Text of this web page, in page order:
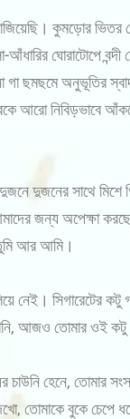
সাজিয়েছি। কুমড়োর
ঘোরাটোপে বন্দী
অনুভূতির স্বাদ
আরো নিবিড়ভাবে
দুজনের সাথে মিশে
জন্য অপেক্ষা
আর আমি।
নেই। সিগারেটের
আজও তোমার ওই
হেনে, তোমার
তোমাকে বুকে চেপে